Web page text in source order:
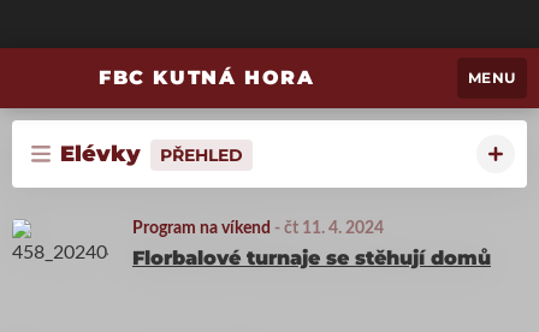
FBC KUTNÁ HORA MENU
Elévky PŘEHLED
Program na víkend - čt 11. 4. 2024
Florbalové turnaje se stěhují domů